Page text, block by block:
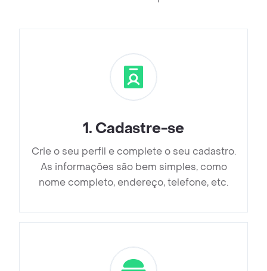
1. Cadastre-se
Crie o seu perfil e complete o seu cadastro.
As informações são bem simples, como
nome completo, endereço, telefone, etc.